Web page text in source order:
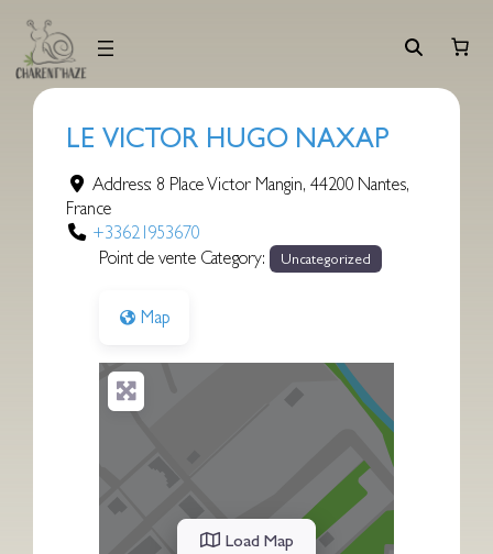
contenu
LE VICTOR HUGO NAXAP
Address: 8 Place Victor Mangin,44200 Nantes,
France
+33621953670
Point de vente Category:
Uncategorized
Map
Load Map